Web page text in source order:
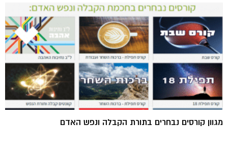
מגוון קורסים נבחרים בתורת הקבלה ונפש האדם